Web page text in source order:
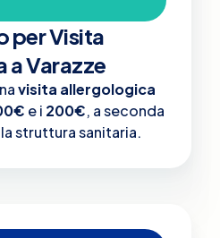
per Visita
Varazze
visita allergologica
e i 200€, a seconda
struttura sanitaria.